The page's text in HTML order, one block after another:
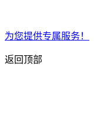
为您提供专属服务！
返回顶部